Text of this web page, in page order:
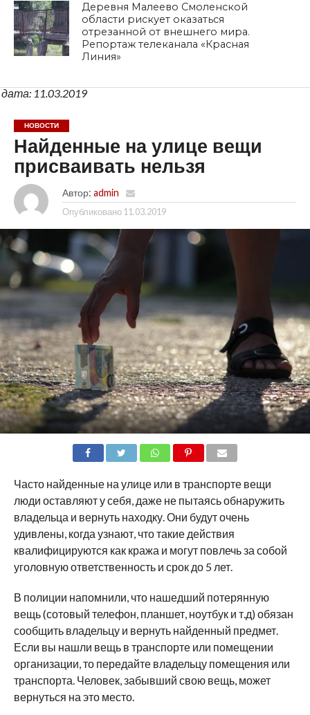
Деревня Малеево Смоленской
области рискует оказаться
отрезанной от внешнего мира.
Репортаж телеканала «Красная
Линия»
дата: 11.03.2019
НОВОСТИ
Найденные на улице вещи
присваивать нельзя
Автор: admin
Опубликовано 11.03.2019
Часто найденные на улице или в транспорте вещи
люди оставляют у себя, даже не пытаясь обнаружить
владельца и вернуть находку. Они будут очень
удивлены, когда узнают, что такие действия
квалифицируются как кража и могут повлечь за собой
уголовную ответственность и срок до 5 лет.
В полиции напомнили, что нашедший потерянную
вещь (сотовый телефон, планшет, ноутбук и т.д) обязан
сообщить владельцу и вернуть найденный предмет.
Если вы нашли вещь в транспорте или помещении
организации, то передайте владельцу помещения или
транспорта. Человек, забывший свою вещь, может
вернуться на это место.